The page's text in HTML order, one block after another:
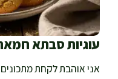
עוגיות סבתא
אני אוהבת לקחת